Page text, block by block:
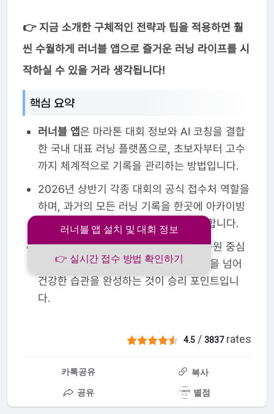
👉 지금 소개한 구체적인 전략과 팁을 적용하면 훨
씬 수월하게 러너블 앱으로 즐거운 러닝 라이프를 시
작하실 수 있을 거라 생각됩니다!
핵심 요약
러너블 앱은 마라톤 대회 정보와 AI 코칭을 결합
한 국내 대표 러닝 플랫폼으로, 초보자부터 고수
까지 체계적으로 기록을 관리하는 방법입니다.
2026년 상반기 각종 대회의 공식 접수처 역할을
하며, 과거의 모든 러닝 기록을 한곳에 아카이빙
하여 성취감을 극대화하는 전략이 필요합니다.
전용 멤버십 카드를 통한 할인 혜택과 응원 중심
의 커뮤니티를 적극 활용하여, 작심삼일을 넘어
건강한 습관을 완성하는 것이 승리 포인트입니
다.
러너블 앱 설치 및 대회 정보
👉 실시간 접수 방법 확인하기
4.5 /3837rates
카톡공유 복사
공유 별점